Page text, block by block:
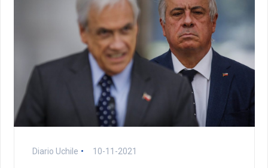
Diario Uchile 10-11-2021